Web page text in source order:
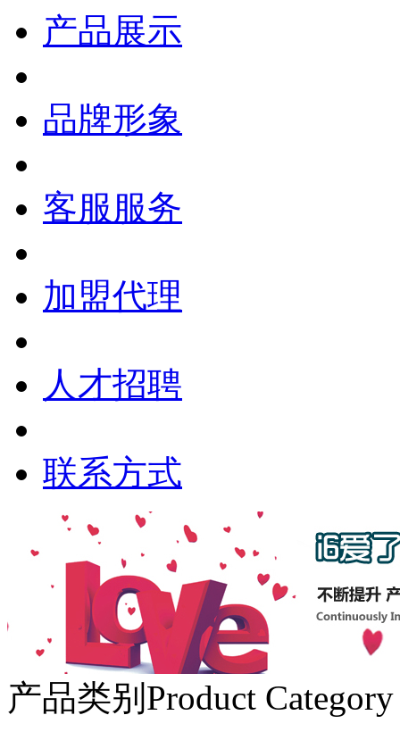
产品展示
品牌形象
客服服务
加盟代理
人才招聘
联系方式
产品类别 Product Category